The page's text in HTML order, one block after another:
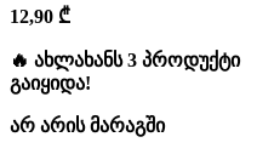
12,90 ₾
🔥 ახლახანს 3 პროდუქტი
გაიყიდა!
არ არის მარაგში